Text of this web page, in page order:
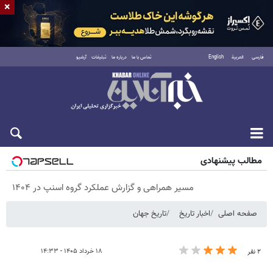
فارسی العربية English تماس با ما درباره ما تبلیغات آرشیو
پنجشنبه ۱۵ مرداد ۱۴۰۵
مطالب پیشنهادی
مسیر همراهی و گزارش عملکرد گروه اسنپ در ۱۴۰۴
صفحه اصلی اخبار تاریخ تاریخ جهان
۲ نفر ۱۸ خرداد ۱۴۰۵ - ۱۴:۳۳
×